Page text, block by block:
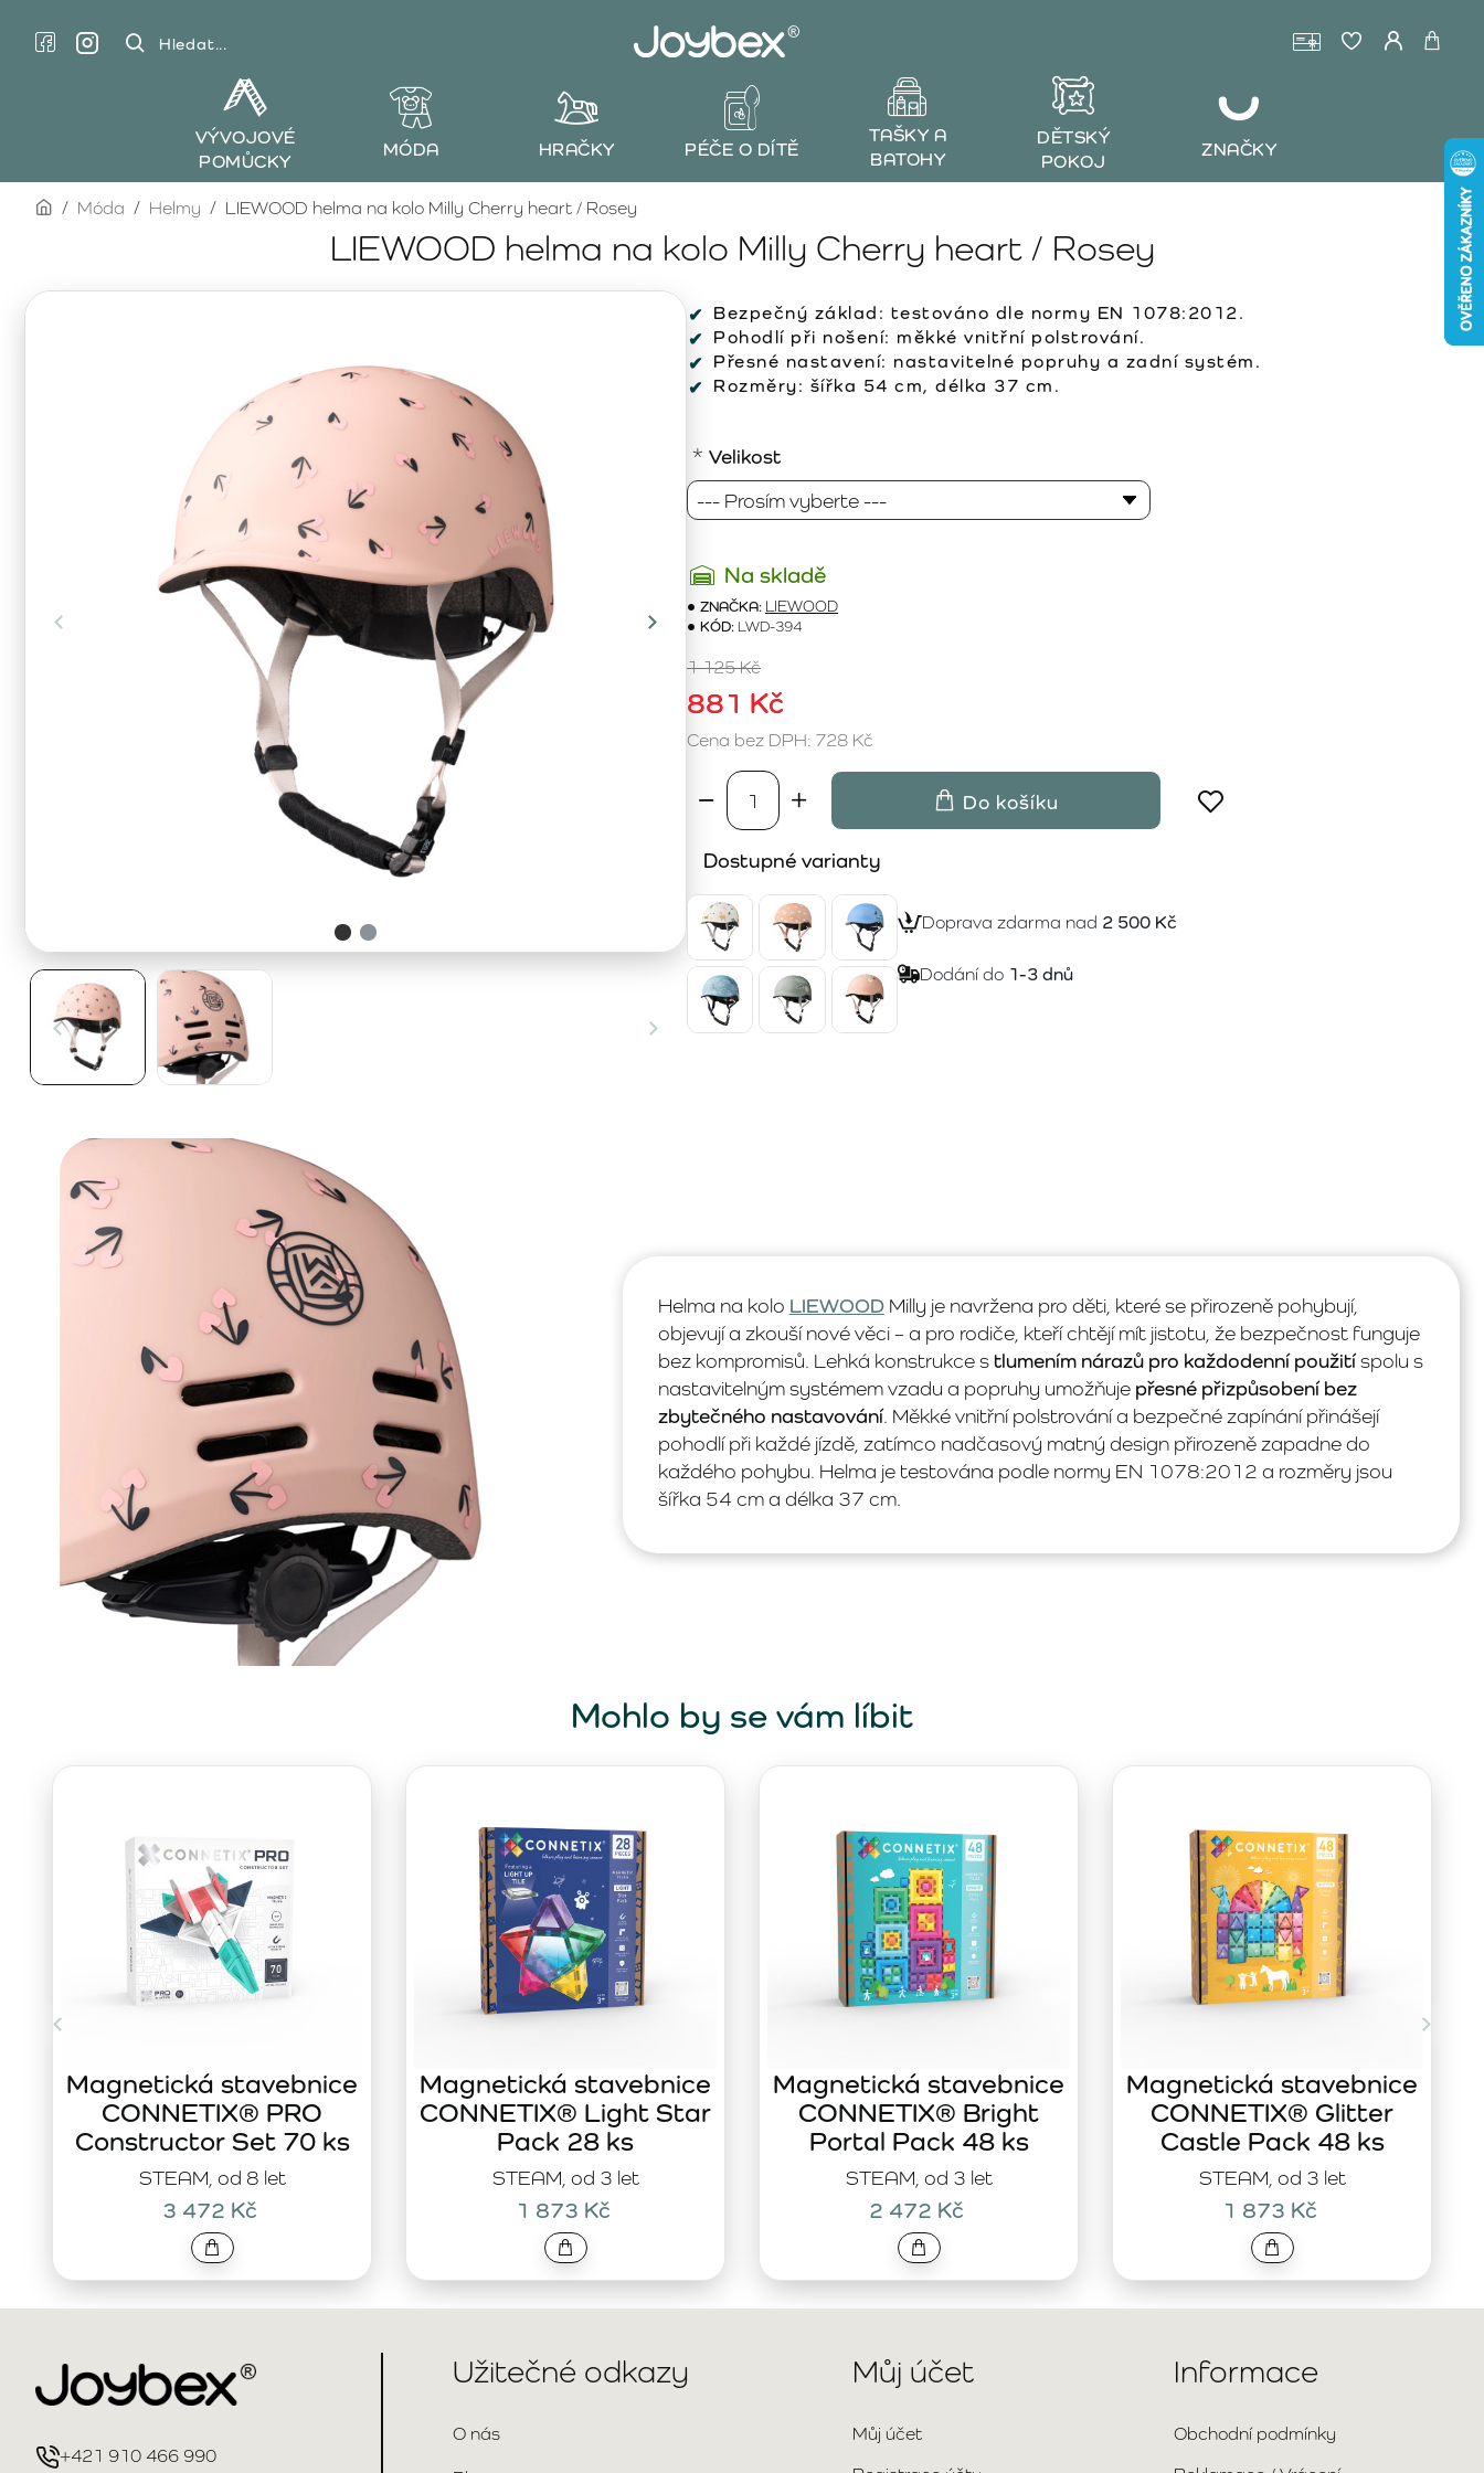
Hledat...
VÝVOJOVÉ
POMŮCKY
MÓDA HRAČKY PÉČE O DÍTĚ
TAŠKY A
BATOHY
DĚTSKÝ
POKOJ
ZNAČKY
LIEWOOD helma na kolo Milly Cherry heart / Rosey
homeMóda Helmy LIEWOOD helma na kolo Milly Cherry heart / Rosey
Bezpečný základ: testováno dle normy EN 1078:2012.
Pohodlí při nošení: měkké vnitřní polstrování.
Přesné nastavení: nastavitelné popruhy a zadní systém.
Rozměry: šířka 54 cm, délka 37 cm.
Na skladě
ZNAČKA: LIEWOOD
KÓD: LWD-394
881 Kč
1 125 Kč
Cena bez DPH: 728 Kč
Velikost
Do košíku
Dostupné varianty
Doprava zdarma nad 2 500 Kč
Dodání do 1-3 dnů
Helma na kolo LIEWOODMilly je navržena pro děti, které se přirozeně pohybují,
objevují a zkouší nové věci – a pro rodiče, kteří chtějí mít jistotu, že bezpečnost funguje
bez kompromisů. Lehká konstrukce stlumením nárazů pro každodenní použitíspolu s
nastavitelným systémem vzadu a popruhy umožňuje přesné přizpůsobení bez
zbytečného nastavování. Měkké vnitřní polstrování a bezpečné zapínání přinášejí
pohodlí při každé jízdě, zatímco nadčasový matný design přirozeně zapadne do
každého pohybu. Helma je testována podle normy EN 1078:2012 a rozměry jsou
šířka 54 cm a délka 37 cm.
Mohlo by se vám líbit
STEAM, od 8 let
Magnetická stavebnice
CONNETIX® PRO
Constructor Set 70 ks
3 472 Kč
STEAM, od 3 let
Magnetická stavebnice
CONNETIX® Light Star
Pack 28 ks
1 873 Kč
STEAM, od 3 let
Magnetická stavebnice
CONNETIX® Bright
Portal Pack 48 ks
2 472 Kč
STEAM, od 3 let
Magnetická stavebnice
CONNETIX® Glitter
Castle Pack 48 ks
1 873 Kč
+421 910 466 990
Užitečné odkazy
O nás
Můj účet
Můj účet
Informace
Obchodní podmínky